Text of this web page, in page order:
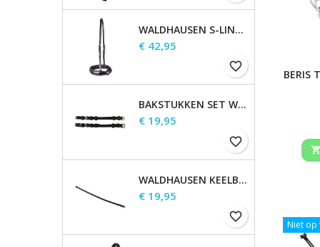
WALDHAUSEN S-LINE NEUSRIEM, SPERRIEM VERHOOGD
Prijs
€ 42,95
favorite_border
BAKSTUKKEN SET WALDHAUSEN S-LINE
Prijs
€ 19,95
favorite_border
WALDHAUSEN KEELBAND
Prijs
€ 19,95
favorite_border
BERIS

Niet op